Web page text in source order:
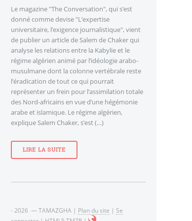
Le magazine "The Conversation", qui s’est
donné comme devise "L’expertise
universitaire, l’exigence journalistique", vient
de publier un article de Salem de Chaker qui
analyse les relations entre la Kabylie et le
régime algérien animé par l’idéologie arabo-
musulmane dont la colonne vertébrale reste
l’éradication de tout ce qui pourrait
représenter un frein pour l’assimilation totale
des Nord-africains en vue d’une hégémonie
arabe et islamique. Le régime algérien,
explique Salem Chaker, s’est (…)
LIRE LA SUITE
- 2026 — TAMAZGHA | Plan du site | Se